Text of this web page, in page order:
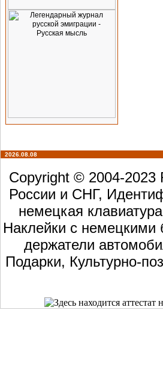
2026.08.08
Copyright © 2004-2023
России и СНГ,
немецкая
Наклейки с немецкими
держатели
Подарки, Культурно-